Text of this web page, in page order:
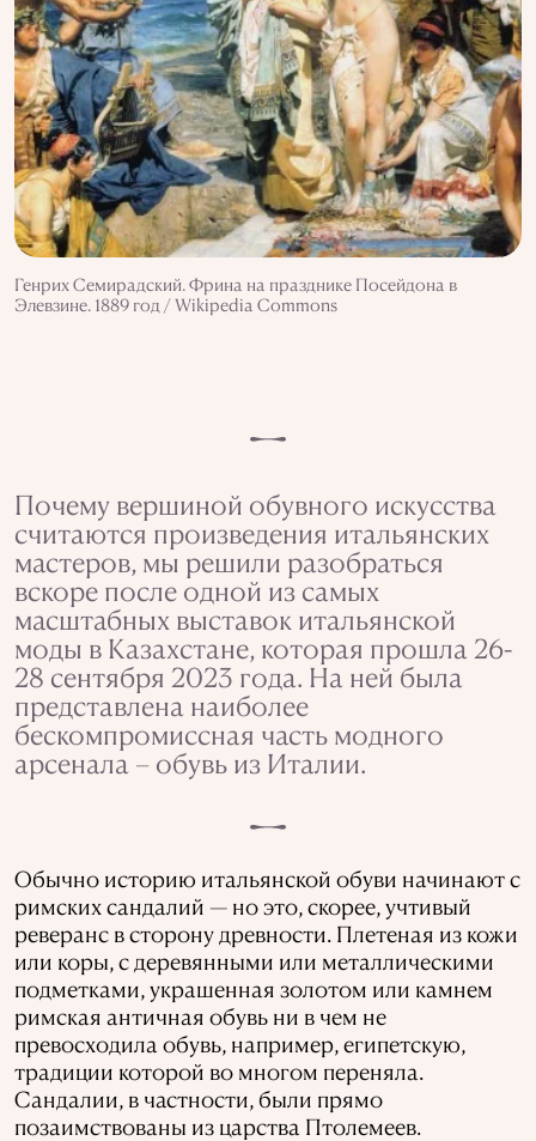
Генрих Семирадский. Фрина на празднике Посейдона в
Элевзине. 1889 год / Wikipedia Commons
Почему вершиной обувного искусства
считаются произведения итальянских
мастеров, мы решили разобраться
вскоре после одной из самых
масштабных выставок итальянской
моды в Казахстане, которая прошла 26-
28 сентября 2023 года. На ней была
представлена наиболее
бескомпромиссная часть модного
арсенала – обувь из Италии.
Обычно историю итальянской обуви начинают с
римских сандалий — но это, скорее, учтивый
реверанс в сторону древности. Плетеная из кожи
или коры, с деревянными или металлическими
подметками, украшенная золотом или камнем
римская античная обувь ни в чем не
превосходила обувь, например, египетскую,
традиции которой во многом переняла.
Сандалии, в частности, были прямо
позаимствованы из царства Птолемеев.